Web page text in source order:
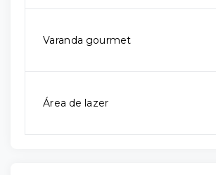
Varanda gourmet
Área de lazer